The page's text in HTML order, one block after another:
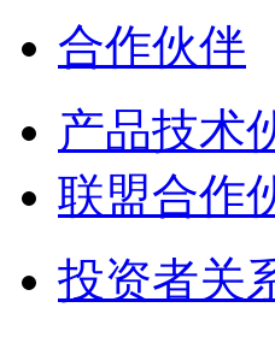
合作伙伴
产品技术
联盟合作
投资者关